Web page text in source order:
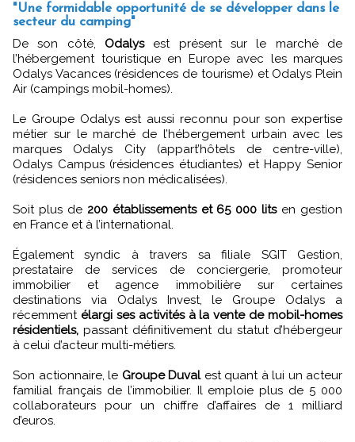
"Une formidable opportunité de se développer dans le
secteur du camping"
De son côté, Odalysest présent sur le marché de
l’hébergement touristique en Europe avec les marques
Odalys Vacances (résidences de tourisme) et Odalys Plein
Air (campings mobil-homes).
Le Groupe Odalys est aussi reconnu pour son expertise
métier sur le marché de l’hébergement urbain avec les
marques Odalys City (appart’hôtels de centre-ville),
Odalys Campus (résidences étudiantes) et Happy Senior
(résidences seniors non médicalisées).
Soit plus de 200 établissements et 65 000 litsen gestion
en France et à l’international.
Également syndic à travers sa filiale SGIT Gestion,
prestataire de services de conciergerie, promoteur
immobilier et agence immobilière sur certaines
destinations via Odalys Invest, le Groupe Odalys a
récemment élargi ses activités à la vente de mobil-homes
résidentiels, passant définitivement du statut d’hébergeur
à celui d’acteur multi-métiers.
Son actionnaire, le Groupe Duval est quant à lui un acteur
familial français de l’immobilier. Il emploie plus de 5 000
collaborateurs pour un chiffre d’affaires de 1 milliard
d’euros.